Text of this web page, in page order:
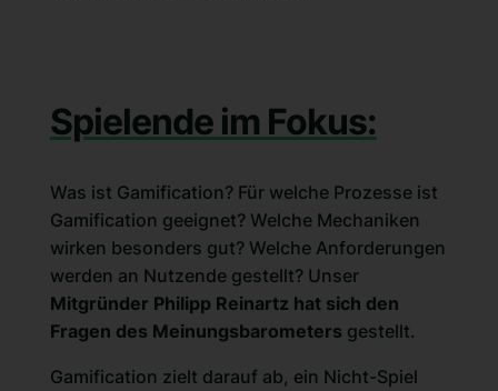
Spielende im Fokus:
Was ist Gamification? Für welche Prozesse ist
Gamification geeignet? Welche Mechaniken
wirken besonders gut? Welche Anforderungen
werden an Nutzende gestellt? Unser
Mitgründer Philipp Reinartz hat sich den
Fragen des Meinungsbarometers gestellt.
Gamification zielt darauf ab, ein Nicht-Spiel